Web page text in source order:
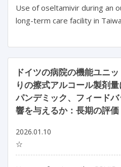
Use of oseltamivir during an
long-term care facility in
ドイツの病院の機能ユニ
りの擦式アルコール製剤
パンデミック、フィード
響を与えるか：長期の評価
2026.01.10
☆